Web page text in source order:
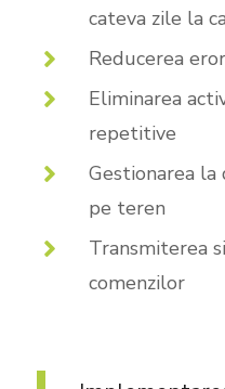
cateva zile la
Reducerea
Eliminarea
repetitive
Gestionarea la
pe teren
Transmiterea
comenzilor